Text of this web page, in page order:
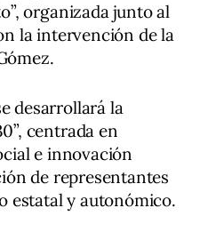
organizada junto al
la intervención de la
desarrollará la
centrada en
e innovación
de representantes
estatal y autonómico.